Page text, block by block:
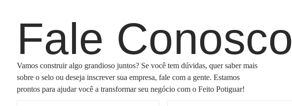
Fale Conosco
Vamos construir algo grandioso juntos? Se você tem dúvidas, quer saber mais
sobre o selo ou deseja inscrever sua empresa, fale com a gente. Estamos
prontos para ajudar você a transformar seu negócio com o Feito Potiguar!